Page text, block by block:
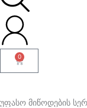
0
Cart
უფასო მიწოდების